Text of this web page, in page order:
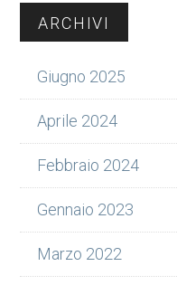
Barra
laterale
primaria
ARCHIVI
Giugno 2025
Aprile 2024
Febbraio 2024
Gennaio 2023
Marzo 2022